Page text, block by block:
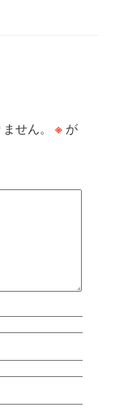
せん。 ※ が